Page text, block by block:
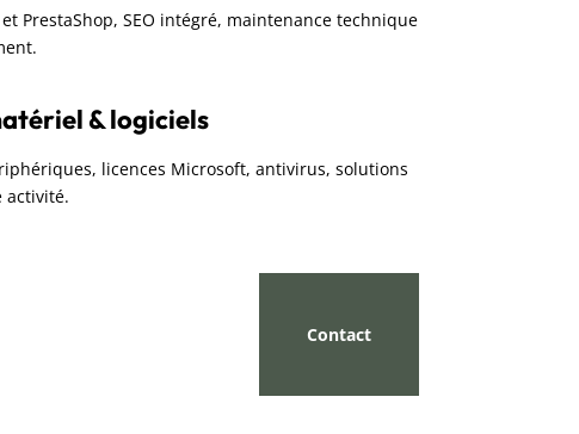
PrestaShop, SEO intégré, maintenance technique
& logiciels
licences Microsoft, antivirus, solutions
activité.
Contact